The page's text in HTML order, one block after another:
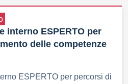
interno ESPERTO per
delle competenze
ESPERTO per percorsi di